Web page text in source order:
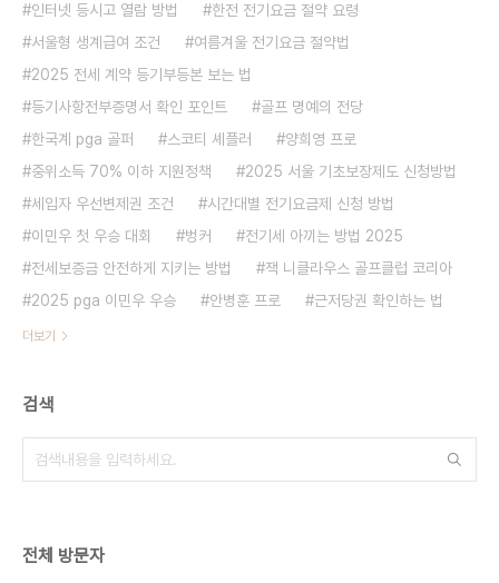
인터넷 등시고 열람 방법
한전 전기요금 절약 요령
서울형 생계급여 조건
여름겨울 전기요금 절약법
2025 전세 계약 등기부등본 보는 법
등기사항전부증명서 확인 포인트
골프 명예의 전당
한국계 pga 골퍼
스코티 셰플러
양희영 프로
중위소득 70% 이하 지원정책
2025 서울 기초보장제도 신청방법
세입자 우선변제권 조건
시간대별 전기요금제 신청 방법
이민우 첫 우승 대회
벙커
전기세 아끼는 방법 2025
전세보증금 안전하게 지키는 방법
잭 니클라우스 골프클럽 코리아
2025 pga 이민우 우승
안병훈 프로 근저당권 확인하는 법
더보기
검색
전체 방문자